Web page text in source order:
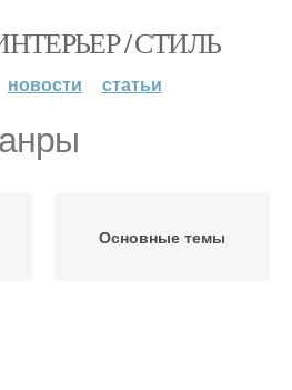
/ СТИЛЬ
новости статьи
Основные темы